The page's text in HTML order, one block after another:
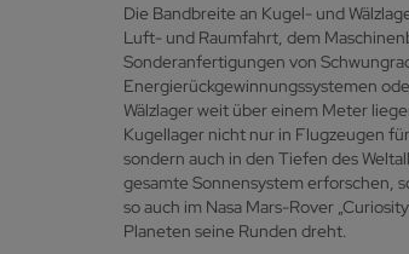
Die Bandbreite an Kugel- und
Luft- und Raumfahrt, dem
Sonderanfertigungen von
Energierückgewinnungssystemen
Wälzlager weit über einem Meter
Kugellager nicht nur in Flugzeugen
sondern auch in den Tiefen des
gesamte Sonnensystem erforschen,
so auch im Nasa Mars-Rover
Planeten seine Runden dreht.